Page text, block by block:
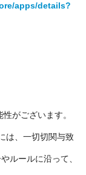
apps/details?
がございます。
は、一切切関与致
ルールに沿って、